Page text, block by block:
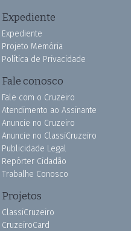
Expediente
Expediente
Projeto Memória
Política de Privacidade
Fale conosco
Fale com o Cruzeiro
Atendimento ao Assinante
Anuncie no Cruzeiro
Anuncie no ClassiCruzeiro
Publicidade Legal
Repórter Cidadão
Trabalhe Conosco
Projetos
ClassiCruzeiro
CruzeiroCard